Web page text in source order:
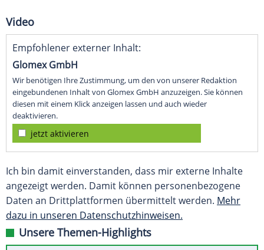
Video
Empfohlener externer Inhalt:
Glomex GmbH
Wir benötigen Ihre Zustimmung, um den von unserer Redaktion
eingebundenen Inhalt von Glomex GmbH anzuzeigen. Sie können
diesen mit einem Klick anzeigen lassen und auch wieder
deaktivieren.
jetzt aktivieren
Ich bin damit einverstanden, dass mir externe Inhalte
angezeigt werden. Damit können personenbezogene
Daten an Drittplattformen übermittelt werden. Mehr
dazu in unseren Datenschutzhinweisen.
Unsere Themen-Highlights